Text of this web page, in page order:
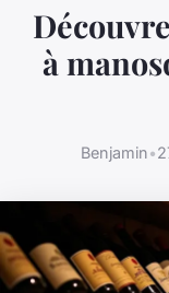
à
Benjamin•